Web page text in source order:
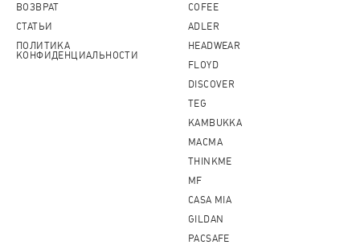
ВОЗВРАТ
СТАТЬИ
ПОЛИТИКА
КОНФИДЕНЦИАЛЬНОСТИ
COFEE
ADLER
HEADWEAR
FLOYD
DISCOVER
TEG
KAMBUKKA
MACMA
THINKME
MF
CASA MIA
GILDAN
PACSAFE